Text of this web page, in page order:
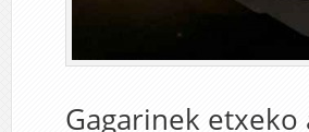
Gagarinek